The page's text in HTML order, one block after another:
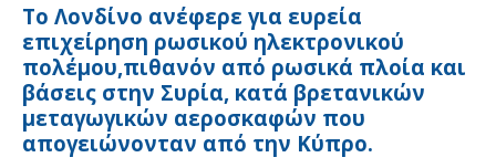
Το Λονδίνο ανέφερε για ευρεία
επιχείρηση ρωσικού ηλεκτρονικού
πολέμου,πιθανόν από ρωσικά πλοία και
βάσεις στην Συρία, κατά βρετανικών
μεταγωγικών αεροσκαφών που
απογειώνονταν από την Κύπρο.